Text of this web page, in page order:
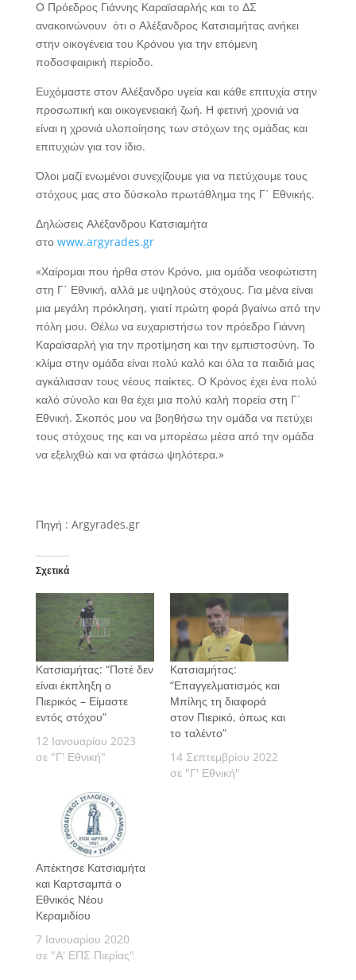
Ο Πρόεδρος Γιάννης Καραϊσαρλής και το ΔΣ
ανακοινώνουν ότι ο Αλέξανδρος Κατσιαμήτας ανήκει
στην οικογένεια του Κρόνου για την επόμενη
ποδοσφαιρική περίοδο.
Ευχόμαστε στον Αλέξανδρο υγεία και κάθε επιτυχία στην
προσωπική και οικογενειακή ζωή. Η φετινή χρονιά να
είναι η χρονιά υλοποίησης των στόχων της ομάδας και
επιτυχιών για τον ίδιο.
Όλοι μαζί ενωμένοι συνεχίζουμε για να πετύχουμε τους
στόχους μας στο δύσκολο πρωτάθλημα της Γ΄ Εθνικής.
Δηλώσεις Αλέξανδρου Κατσιαμήτα
στο www.argyrades.gr
«Χαίρομαι που ήρθα στον Κρόνο, μια ομάδα νεοφώτιστη
στη Γ΄ Εθνική, αλλά με υψηλούς στόχους. Για μένα είναι
μια μεγάλη πρόκληση, γιατί πρώτη φορά βγαίνω από την
πόλη μου. Θέλω να ευχαριστήσω τον πρόεδρο Γιάννη
Καραϊσαρλή για την προτίμηση και την εμπιστοσύνη. Το
κλίμα στην ομάδα είναι πολύ καλό και όλα τα παιδιά μας
αγκάλιασαν τους νέους παίκτες. Ο Κρόνος έχει ένα πολύ
καλό σύνολο και θα έχει μια πολύ καλή πορεία στη Γ΄
Εθνική. Σκοπός μου να βοηθήσω την ομάδα να πετύχει
τους στόχους της και να μπορέσω μέσα από την ομάδα
να εξελιχθώ και να φτάσω ψηλότερα.»
Πηγή : Argyrades.gr
Σχετικά
Κατσιαμήτας: “Ποτέ δεν
είναι έκπληξη ο
Πιερικός – Είμαστε
εντός στόχου”
12 Ιανουαρίου 2023
σε "Γ' Εθνική"
Κατσιαμήτας:
“Επαγγελματισμός και
Μπίλης τη διαφορά
στον Πιερικό, όπως και
το ταλέντο”
14 Σεπτεμβρίου 2022
σε "Γ' Εθνική"
Απέκτησε Κατσιαμήτα
και Καρτσαμπά ο
Εθνικός Νέου
Κεραμιδίου
7 Ιανουαρίου 2020
σε "Α' ΕΠΣ Πιερίας"